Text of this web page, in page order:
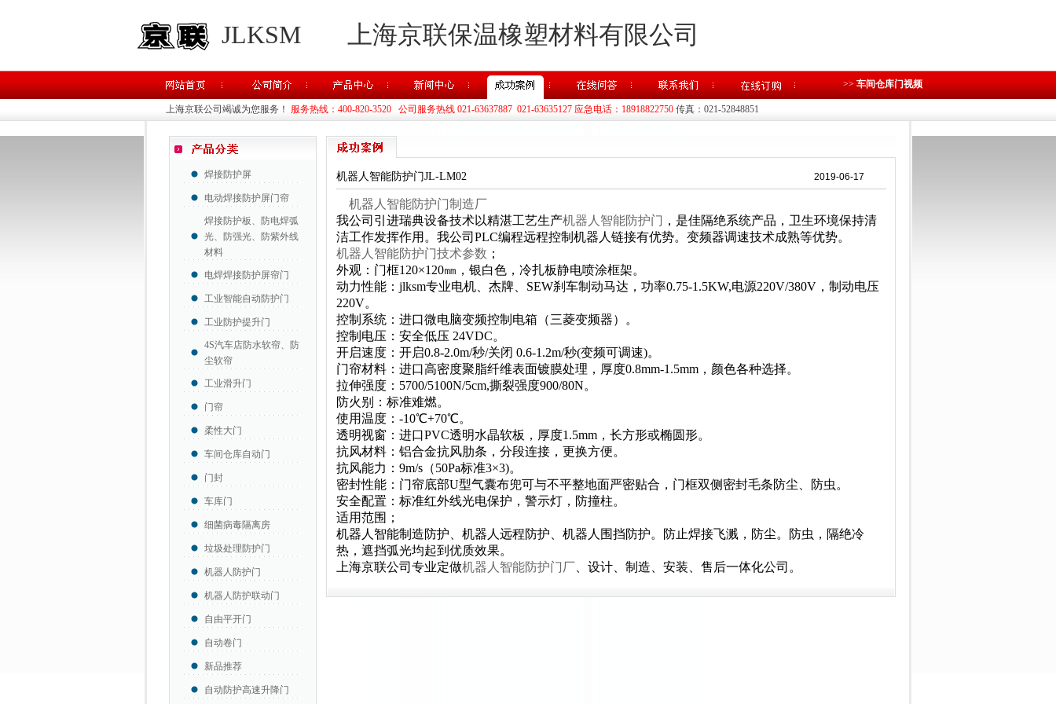
JLKSM 上海京联保温橡塑材料有限公司
>> 车间仓库门视频
上海京联公司竭诚为您服务！ 服务热线：400-820-3520 公司服务热线 021-63637887 021-63635127 应急电话：18918822750传真：021-52848851
焊接防护屏
电动焊接防护屏门帘
焊接防护板、防电焊弧
光、防强光、防紫外线
材料
电焊焊接防护屏帘门
工业智能自动防护门
工业防护提升门
4S汽车店防水软帘、防
尘软帘
工业滑升门
门帘
柔性大门
车间仓库自动门
门封
车库门
细菌病毒隔离房
垃圾处理防护门
机器人防护门
机器人防护联动门
自由平开门
自动卷门
新品推荐
自动防护高速升降门
机器人智能防护门JL-LM02 2019-06-17
机器人智能防护门制造厂
我公司引进瑞典设备技术以精湛工艺生产机器人智能防护门 ，是佳隔绝系统产品，卫生环境保持清
洁工作发挥作用。我公司PLC编程远程控制机器人链接有优势。变频器调速技术成熟等优势。
机器人智能防护门技术参数 ；
外观：门框120×120㎜，银白色，冷扎板静电喷涂框架。
动力性能：jlksm专业电机、杰牌、SEW刹车制动马达，功率0.75-1.5KW,电源220V/380V，制动电压
220V。
控制系统：进口微电脑变频控制电箱（三菱变频器）。
控制电压：安全低压 24VDC。
开启速度：开启0.8-2.0m/秒/关闭 0.6-1.2m/秒(变频可调速)。
门帘材料：进口高密度聚脂纤维表面镀膜处理，厚度0.8mm-1.5mm，颜色各种选择。
拉伸强度：5700/5100N/5cm,撕裂强度900/80N。
防火别：标准难燃。
使用温度：-10℃+70℃。
透明视窗：进口PVC透明水晶软板，厚度1.5mm，长方形或椭圆形。
抗风材料：铝合金抗风肋条，分段连接，更换方便。
抗风能力：9m/s（50Pa标准3×3)。
密封性能：门帘底部U型气囊布兜可与不平整地面严密贴合，门框双侧密封毛条防尘、防虫。
安全配置：标准红外线光电保护，警示灯，防撞柱。
适用范围；
机器人智能制造防护、机器人远程防护、机器人围挡防护。防止焊接飞溅，防尘。防虫，隔绝冷
热，遮挡弧光均起到优质效果。
上海京联公司专业定做机器人智能防护门厂、设计、制造、安装、售后一体化公司。